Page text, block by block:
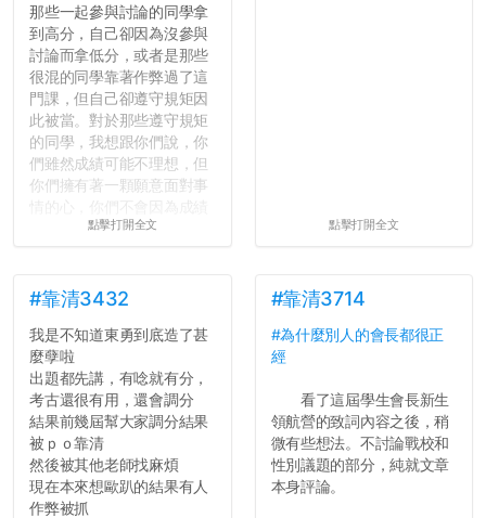
那些一起參與討論的同學拿
到高分，自己卻因為沒參與
討論而拿低分，或者是那些
很混的同學靠著作弊過了這
門課，但自己卻遵守規矩因
此被當。對於那些遵守規矩
的同學，我想跟你們說，你
們雖然成績可能不理想，但
你們擁有著一顆願意面對事
壓力而選擇逃避(作弊)，在
績無法體現你們的努力，但
往後你們正直的態度一定會
讓你們在社會上適應得更
好。最後，那些作弊的同
學，你們要瞭解到作弊對你
們而言是沒有任何好處的，
大學是你們唯一可以勇敢認
錯但不需要付出太大代價的
地方，你們在這時候如果不
會學會...
點擊打開全文 點擊打開全文
#靠清3432
我是不知道東勇到底造了甚
麼孽啦
出題都先講，有唸就有分，
考古還很有用，還會調分
結果前幾屆幫大家調分結果
被ｐｏ靠清
然後被其他老師找麻煩
現在本來想歐趴的結果有人
作弊被抓
#靠清3714
#為什麼別人的會長都很正
經
看了這屆學生會長新生
領航營的致詞內容之後，稍
微有些想法。不討論戰校和
性別議題的部分，純就文章
本身評論。